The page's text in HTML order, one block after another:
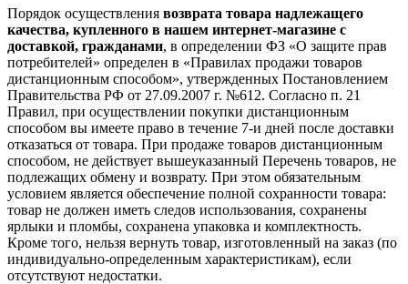
Порядок осуществления возврата товара надлежащего
качества, купленного в нашем интернет-магазине с
доставкой, гражданами, в определении ФЗ «О защите прав
потребителей» определен в «Правилах продажи товаров
дистанционным способом», утвержденных Постановлением
Правительства РФ от 27.09.2007 г. №612. Согласно п. 21
Правил, при осуществлении покупки дистанционным
способом вы имеете право в течение 7-и дней после доставки
отказаться от товара. При продаже товаров дистанционным
способом, не действует вышеуказанный Перечень товаров, не
подлежащих обмену и возврату. При этом обязательным
условием является обеспечение полной сохранности товара:
товар не должен иметь следов использования, сохранены
ярлыки и пломбы, сохранена упаковка и комплектность.
Кроме того, нельзя вернуть товар, изготовленный на заказ (по
индивидуально-определенным характеристикам), если
отсутствуют недостатки.